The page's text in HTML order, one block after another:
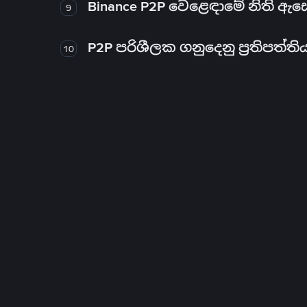
9 Binance P2P වෙළෙඳාමේ නිති
10 P2P පරිශීලක ගනුදෙනු